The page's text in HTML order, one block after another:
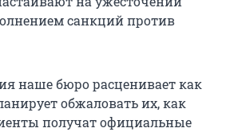
санкций против
наше бюро расценивает как
обжаловать их, как
получат официальные